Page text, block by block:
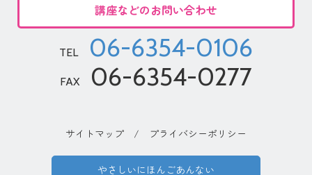
講座などのお問い合わせ
TEL 06-6354-0106
FAX 06-6354-0277
サイトマップ / プライバシーポリシー
やさしいにほんごあんない